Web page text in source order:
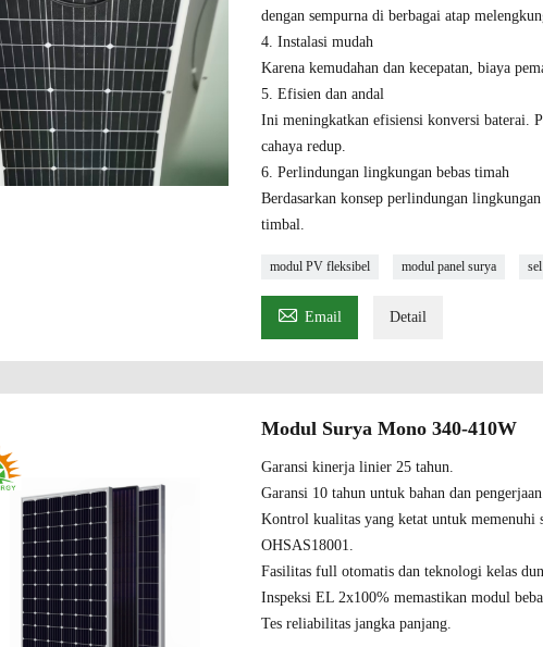
dengan sempurna di berbagai atap
4. Instalasi mudah
Karena kemudahan dan kecepatan, biaya
5. Efisien dan andal
Ini meningkatkan efisiensi konversi baterai.
cahaya redup.
6. Perlindungan lingkungan bebas timah
Berdasarkan konsep perlindungan
timbal.
modul PV fleksibel modul panel surya
 Email Detail
Modul Surya Mono 340-410W
Garansi kinerja linier 25 tahun.
Garansi 10 tahun untuk bahan dan
Kontrol kualitas yang ketat untuk
OHSAS18001.
Fasilitas full otomatis dan teknologi kelas
Inspeksi EL 2x100% memastikan modul
Tes reliabilitas jangka panjang.